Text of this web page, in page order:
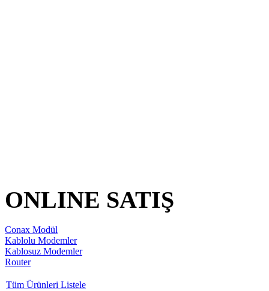
ONLINE SATIŞ
Conax Modül
Kablolu Modemler
Kablosuz Modemler
Router
Tüm Ürünleri Listele